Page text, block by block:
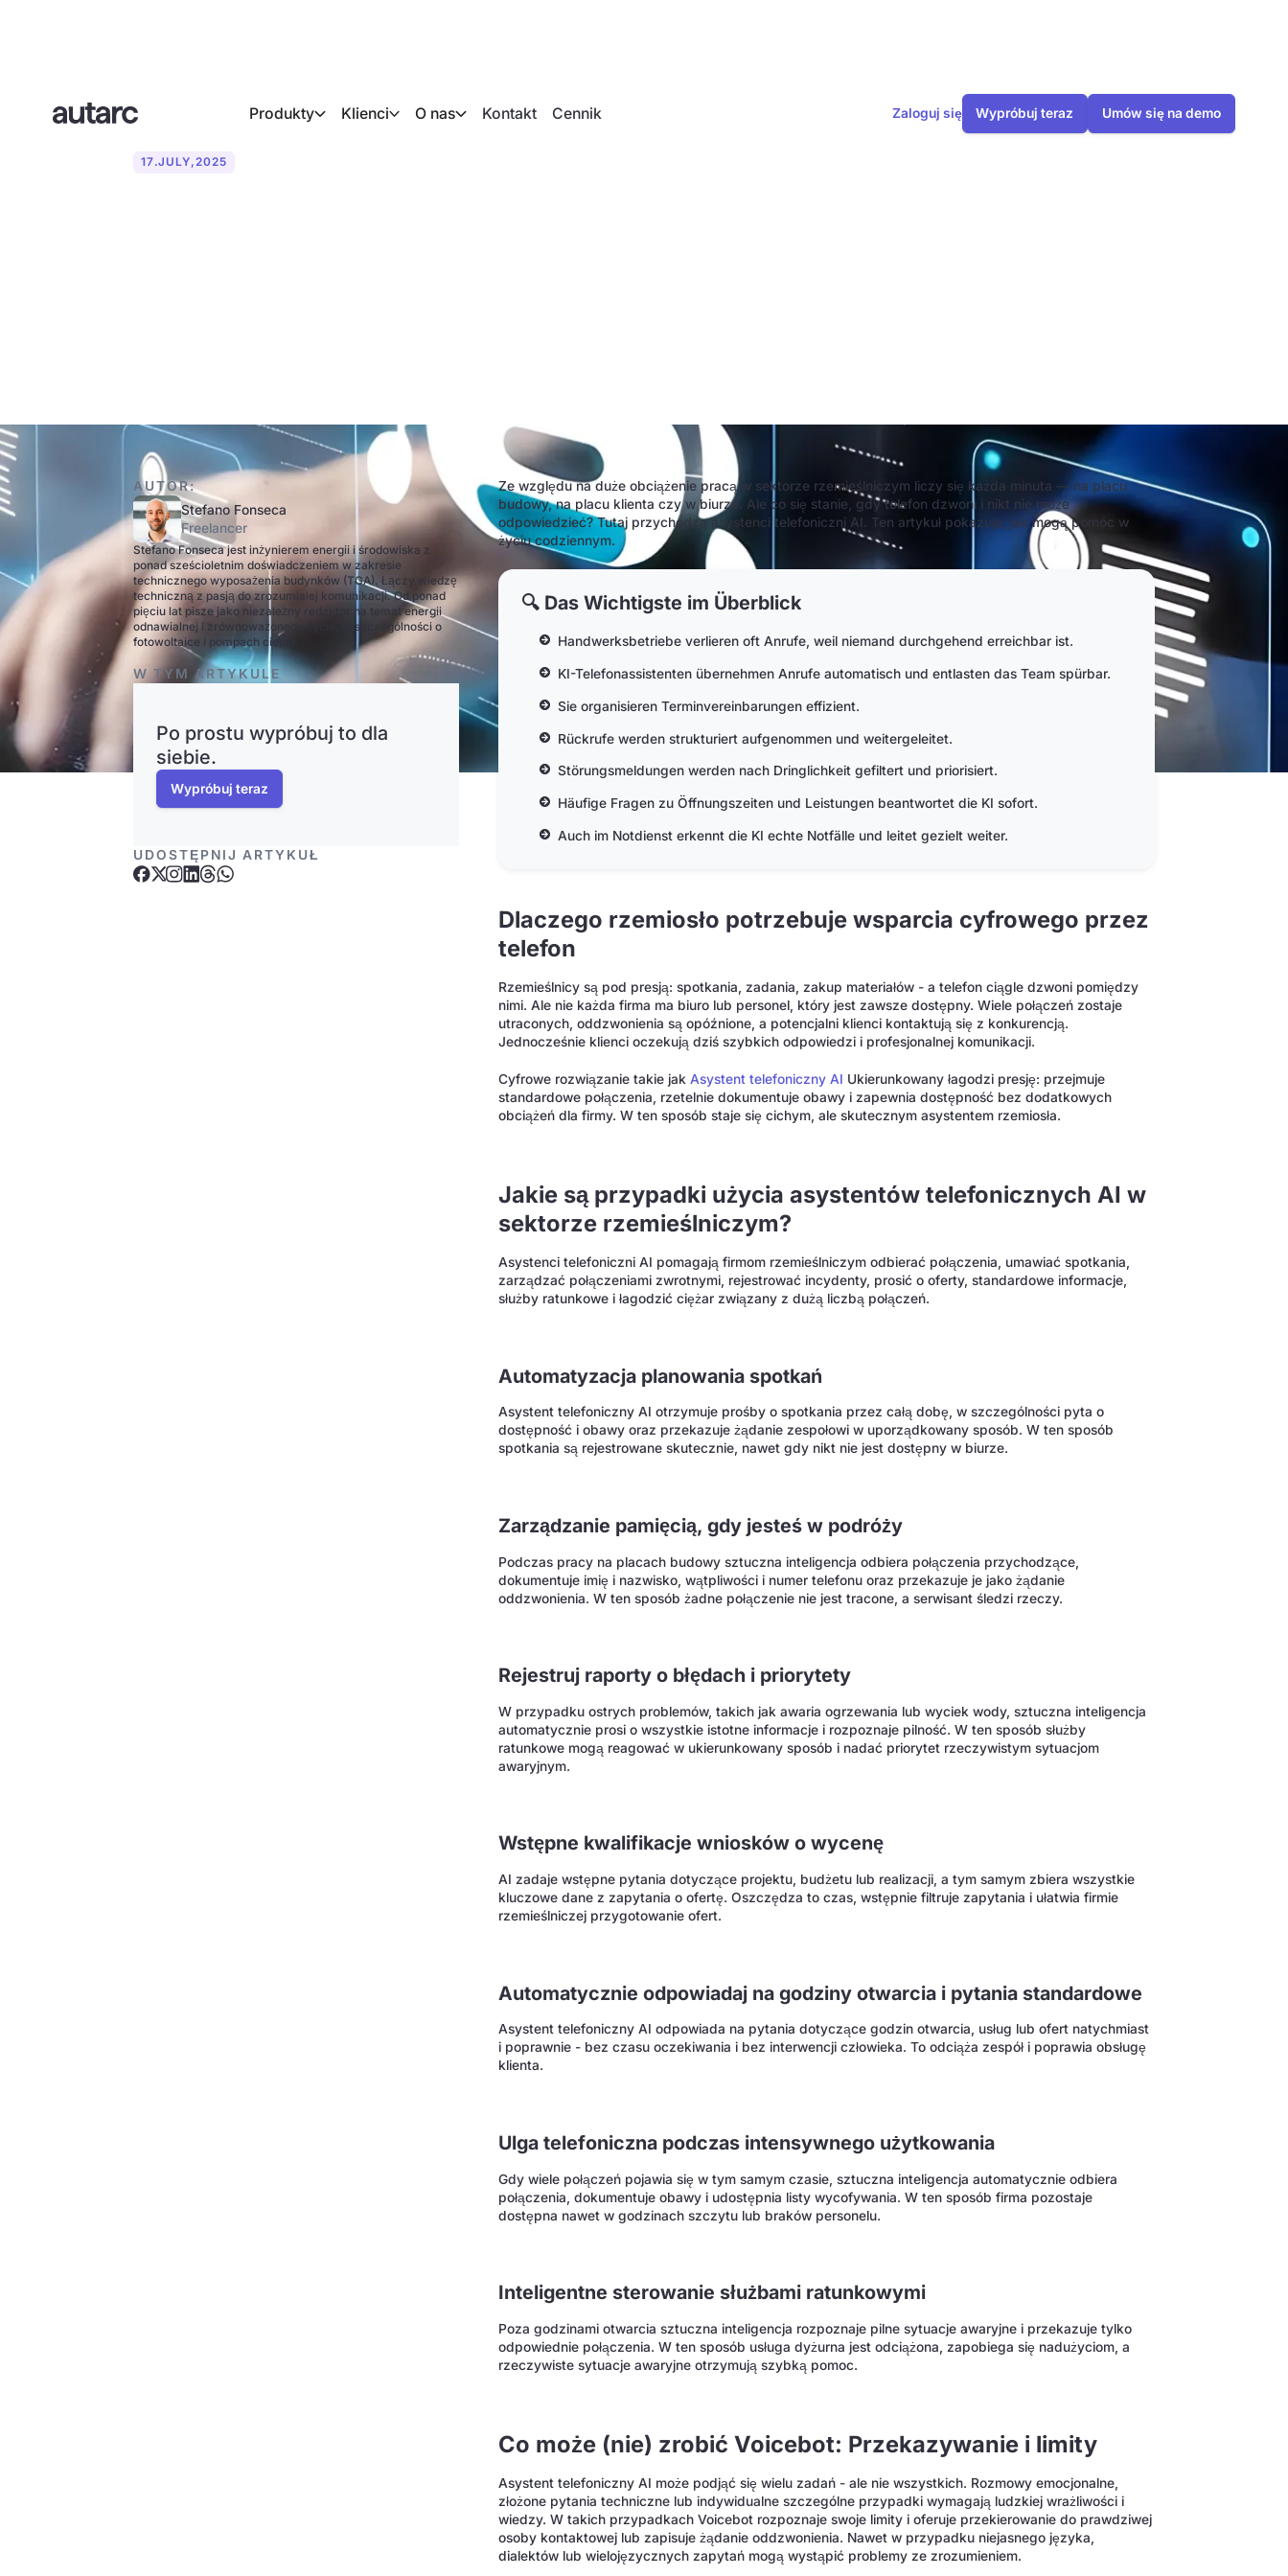
Produkty Klienci O nas Kontakt Cennik Zaloguj się Wypróbuj teraz Umów się na demo
17.JULY,2025
AUTOR:
Stefano Fonseca
Freelancer
Stefano Fonseca jest inżynierem energii i środowiska z
ponad sześcioletnim doświadczeniem w zakresie
technicznego wyposażenia budynków (TGA). Łączy wiedzę
techniczną z pasją do zrozumiałej komunikacji. Od ponad
pięciu lat pisze jako niezależny redaktor na temat energii
odnawialnej i zrównoważonego życia, w szczególności o
fotowoltaice i pompach ciepła.
W TYM ARTYKULE
Po prostu wypróbuj to dla
siebie.
Wypróbuj teraz
UDOSTĘPNIJ ARTYKUŁ
Ze względu na duże obciążenie pracą w sektorze rzemieślniczym liczy się każda minuta — na placu
budowy, na placu klienta czy w biurze. Ale co się stanie, gdy telefon dzwoni i nikt nie może
odpowiedzieć? Tutaj przychodzą asystenci telefoniczni AI. Ten artykuł pokazuje, jak mogą pomóc w
życiu codziennym.
🔍 Das Wichtigste im Überblick
Handwerksbetriebe verlieren oft Anrufe, weil niemand durchgehend erreichbar ist.
KI-Telefonassistenten übernehmen Anrufe automatisch und entlasten das Team spürbar.
Sie organisieren Terminvereinbarungen effizient.
Rückrufe werden strukturiert aufgenommen und weitergeleitet.
Störungsmeldungen werden nach Dringlichkeit gefiltert und priorisiert.
Häufige Fragen zu Öffnungszeiten und Leistungen beantwortet die KI sofort.
Auch im Notdienst erkennt die KI echte Notfälle und leitet gezielt weiter.
Dlaczego rzemiosło potrzebuje wsparcia cyfrowego przez
telefon
Rzemieślnicy są pod presją: spotkania, zadania, zakup materiałów - a telefon ciągle dzwoni pomiędzy
nimi. Ale nie każda firma ma biuro lub personel, który jest zawsze dostępny. Wiele połączeń zostaje
utraconych, oddzwonienia są opóźnione, a potencjalni klienci kontaktują się z konkurencją.
Jednocześnie klienci oczekują dziś szybkich odpowiedzi i profesjonalnej komunikacji.
Cyfrowe rozwiązanie takie jak Asystent telefoniczny AI Ukierunkowany łagodzi presję: przejmuje
standardowe połączenia, rzetelnie dokumentuje obawy i zapewnia dostępność bez dodatkowych
obciążeń dla firmy. W ten sposób staje się cichym, ale skutecznym asystentem rzemiosła.
Jakie są przypadki użycia asystentów telefonicznych AI w
sektorze rzemieślniczym?
Asystenci telefoniczni AI pomagają firmom rzemieślniczym odbierać połączenia, umawiać spotkania,
zarządzać połączeniami zwrotnymi, rejestrować incydenty, prosić o oferty, standardowe informacje,
służby ratunkowe i łagodzić ciężar związany z dużą liczbą połączeń.
Automatyzacja planowania spotkań
Asystent telefoniczny AI otrzymuje prośby o spotkania przez całą dobę, w szczególności pyta o
dostępność i obawy oraz przekazuje żądanie zespołowi w uporządkowany sposób. W ten sposób
spotkania są rejestrowane skutecznie, nawet gdy nikt nie jest dostępny w biurze.
Zarządzanie pamięcią, gdy jesteś w podróży
Podczas pracy na placach budowy sztuczna inteligencja odbiera połączenia przychodzące,
dokumentuje imię i nazwisko, wątpliwości i numer telefonu oraz przekazuje je jako żądanie
oddzwonienia. W ten sposób żadne połączenie nie jest tracone, a serwisant śledzi rzeczy.
Rejestruj raporty o błędach i priorytety
W przypadku ostrych problemów, takich jak awaria ogrzewania lub wyciek wody, sztuczna inteligencja
automatycznie prosi o wszystkie istotne informacje i rozpoznaje pilność. W ten sposób służby
ratunkowe mogą reagować w ukierunkowany sposób i nadać priorytet rzeczywistym sytuacjom
awaryjnym.
Wstępne kwalifikacje wniosków o wycenę
AI zadaje wstępne pytania dotyczące projektu, budżetu lub realizacji, a tym samym zbiera wszystkie
kluczowe dane z zapytania o ofertę. Oszczędza to czas, wstępnie filtruje zapytania i ułatwia firmie
rzemieślniczej przygotowanie ofert.
Automatycznie odpowiadaj na godziny otwarcia i pytania standardowe
Asystent telefoniczny AI odpowiada na pytania dotyczące godzin otwarcia, usług lub ofert natychmiast
i poprawnie - bez czasu oczekiwania i bez interwencji człowieka. To odciąża zespół i poprawia obsługę
klienta.
Ulga telefoniczna podczas intensywnego użytkowania
Gdy wiele połączeń pojawia się w tym samym czasie, sztuczna inteligencja automatycznie odbiera
połączenia, dokumentuje obawy i udostępnia listy wycofywania. W ten sposób firma pozostaje
dostępna nawet w godzinach szczytu lub braków personelu.
Inteligentne sterowanie służbami ratunkowymi
Poza godzinami otwarcia sztuczna inteligencja rozpoznaje pilne sytuacje awaryjne i przekazuje tylko
odpowiednie połączenia. W ten sposób usługa dyżurna jest odciążona, zapobiega się nadużyciom, a
rzeczywiste sytuacje awaryjne otrzymują szybką pomoc.
Co może (nie) zrobić Voicebot: Przekazywanie i limity
Asystent telefoniczny AI może podjąć się wielu zadań - ale nie wszystkich. Rozmowy emocjonalne,
złożone pytania techniczne lub indywidualne szczególne przypadki wymagają ludzkiej wrażliwości i
wiedzy. W takich przypadkach Voicebot rozpoznaje swoje limity i oferuje przekierowanie do prawdziwej
osoby kontaktowej lub zapisuje żądanie oddzwonienia. Nawet w przypadku niejasnego języka,
dialektów lub wielojęzycznych zapytań mogą wystąpić problemy ze zrozumieniem.